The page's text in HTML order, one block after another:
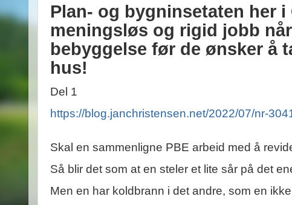
Plan- og bygninsetaten her
meningsløs og rigid jobb
bebyggelse før de ønsker å
hus!
Del 1
https://blog.janchristensen.net/2022/07/nr-
Skal en sammenligne PBE arbeid med å
Så blir det som at en steler et lite sår på det
Men en har koldbrann i det andre, som en